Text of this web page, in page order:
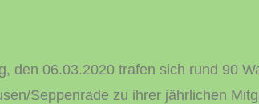
den 06.03.2020 trafen sich rund 90
Seppenrade zu ihrer jährlichen